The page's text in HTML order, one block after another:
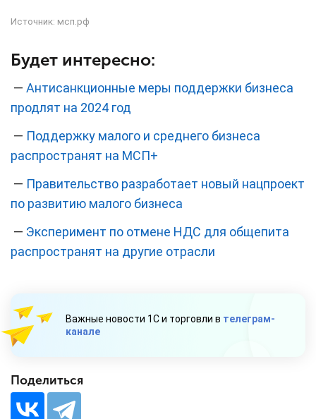
Источник: мсп.рф
Будет интересно:
— Антисанкционные меры поддержки бизнеса
продлят на 2024 год
— Поддержку малого и среднего бизнеса
распространят на МСП+
— Правительство разработает новый нацпроект
по развитию малого бизнеса
— Эксперимент по отмене НДС для общепита
распространят на другие отрасли
Важные новости 1С и торговли в телеграм-
канале
Поделиться